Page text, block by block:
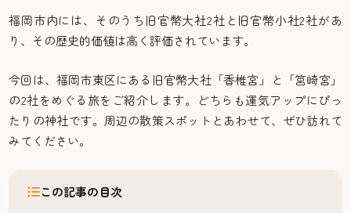
福岡市内には、そのうち旧官幣大社2社と旧官幣小社2社があ
り、その歴史的価値は高く評価されています。
今回は、福岡市東区にある旧官幣大社「香椎宮」と「筥崎宮」
の2社をめぐる旅をご紹介します。どちらも運気アップにぴっ
たりの神社です。周辺の散策スポットとあわせて、ぜひ訪れて
みてください。
この記事の目次